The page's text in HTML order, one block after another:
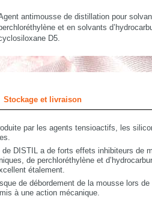
antimousse de distillation pour
et en solvants
D5.
Stockage et livraison
par les agents tensioactifs, les
DISTIL a de forts effets inhibiteurs de
de perchloréthylène et
étalement.
de débordement de la mousse lors
à une action mécanique.